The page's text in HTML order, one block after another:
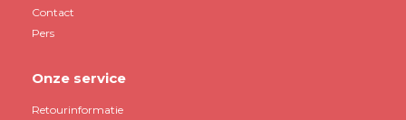
Contact
Pers
Onze service
Retourinformatie